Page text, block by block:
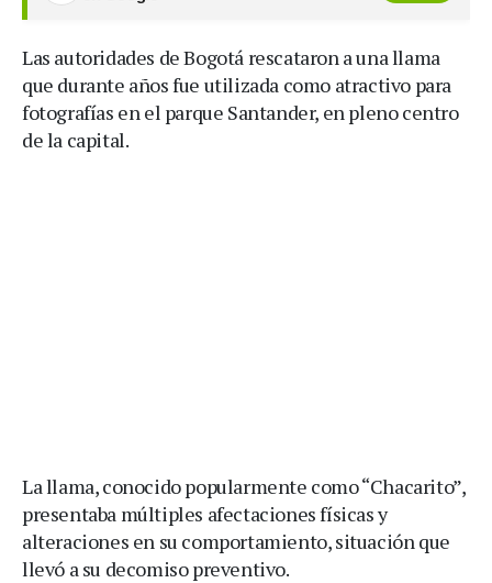
Las autoridades de Bogotá rescataron a una llama
que durante años fue utilizada como atractivo para
fotografías en el parque Santander, en pleno centro
de la capital.
La llama, conocido popularmente como “Chacarito”,
presentaba múltiples afectaciones físicas y
alteraciones en su comportamiento, situación que
llevó a su decomiso preventivo.